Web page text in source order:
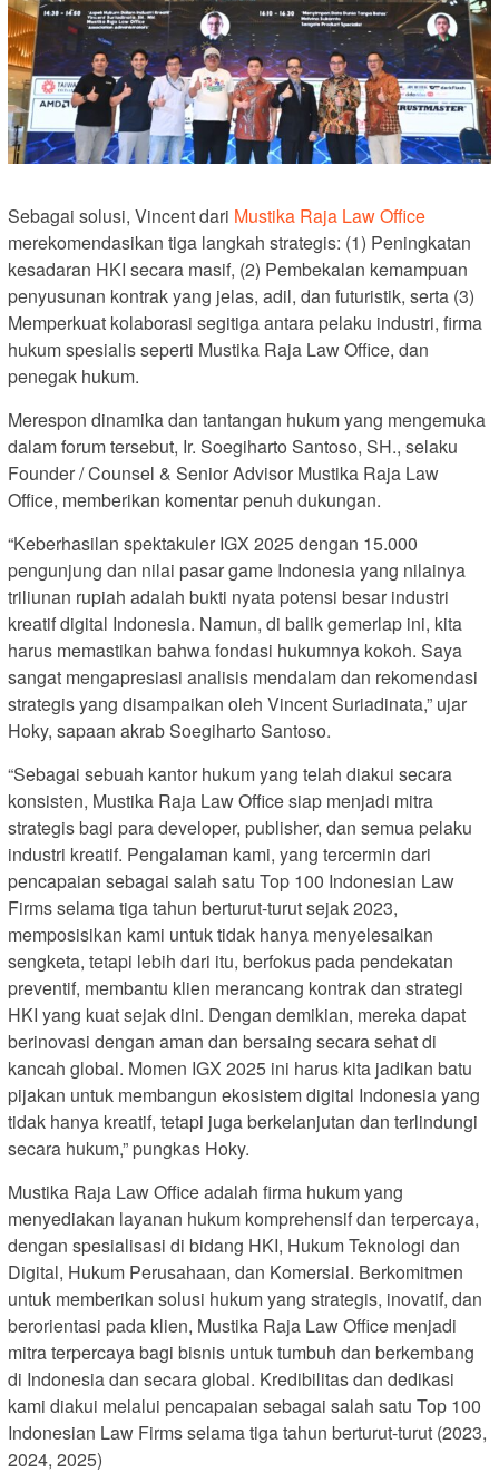
Sebagai solusi, Vincent dari Mustika Raja Law Office
merekomendasikan tiga langkah strategis: (1) Peningkatan
kesadaran HKI secara masif, (2) Pembekalan kemampuan
penyusunan kontrak yang jelas, adil, dan futuristik, serta (3)
Memperkuat kolaborasi segitiga antara pelaku industri, firma
hukum spesialis seperti Mustika Raja Law Office, dan
penegak hukum.
Merespon dinamika dan tantangan hukum yang mengemuka
dalam forum tersebut, Ir. Soegiharto Santoso, SH., selaku
Founder / Counsel & Senior Advisor Mustika Raja Law
Office, memberikan komentar penuh dukungan.
“Keberhasilan spektakuler IGX 2025 dengan 15.000
pengunjung dan nilai pasar game Indonesia yang nilainya
triliunan rupiah adalah bukti nyata potensi besar industri
kreatif digital Indonesia. Namun, di balik gemerlap ini, kita
harus memastikan bahwa fondasi hukumnya kokoh. Saya
sangat mengapresiasi analisis mendalam dan rekomendasi
strategis yang disampaikan oleh Vincent Suriadinata,” ujar
Hoky, sapaan akrab Soegiharto Santoso.
“Sebagai sebuah kantor hukum yang telah diakui secara
konsisten, Mustika Raja Law Office siap menjadi mitra
strategis bagi para developer, publisher, dan semua pelaku
industri kreatif. Pengalaman kami, yang tercermin dari
pencapaian sebagai salah satu Top 100 Indonesian Law
Firms selama tiga tahun berturut-turut sejak 2023,
memposisikan kami untuk tidak hanya menyelesaikan
sengketa, tetapi lebih dari itu, berfokus pada pendekatan
preventif, membantu klien merancang kontrak dan strategi
HKI yang kuat sejak dini. Dengan demikian, mereka dapat
berinovasi dengan aman dan bersaing secara sehat di
kancah global. Momen IGX 2025 ini harus kita jadikan batu
pijakan untuk membangun ekosistem digital Indonesia yang
tidak hanya kreatif, tetapi juga berkelanjutan dan terlindungi
secara hukum,” pungkas Hoky.
Mustika Raja Law Office adalah firma hukum yang
menyediakan layanan hukum komprehensif dan terpercaya,
dengan spesialisasi di bidang HKI, Hukum Teknologi dan
Digital, Hukum Perusahaan, dan Komersial. Berkomitmen
untuk memberikan solusi hukum yang strategis, inovatif, dan
berorientasi pada klien, Mustika Raja Law Office menjadi
mitra terpercaya bagi bisnis untuk tumbuh dan berkembang
di Indonesia dan secara global. Kredibilitas dan dedikasi
kami diakui melalui pencapaian sebagai salah satu Top 100
Indonesian Law Firms selama tiga tahun berturut-turut (2023,
2024, 2025)